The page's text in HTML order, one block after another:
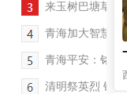
来玉树巴塘草
青海加大智慧矿
青海平安：铭记
清明祭英烈 铸忠